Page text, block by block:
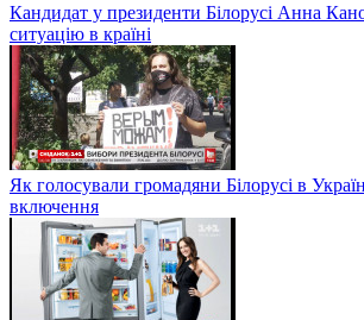
Кандидат у президенти Білорусі Анна
ситуацію в країні
Як голосували громадяни Білорусі в
включення